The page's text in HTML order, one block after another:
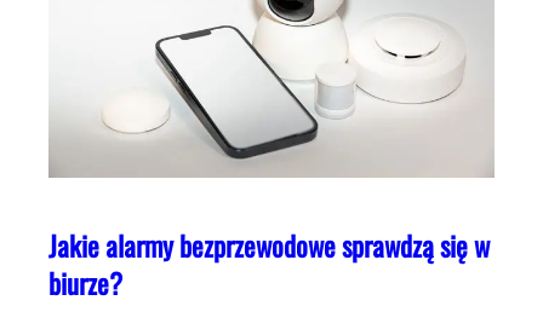
Jakie alarmy bezprzewodowe sprawdzą się w
biurze?